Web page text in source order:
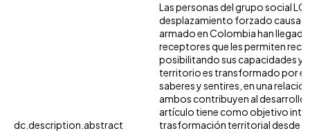
dc.description.abstract
Las personas del grupo social
desplazamiento forzado
armado en Colombia han
receptores que les permiten
posibilitando sus capacidades y
territorio es transformado por
saberes y sentires, en una
ambos contribuyen al desarrollo
artículo tiene como objetivo
trasformación territorial desde la